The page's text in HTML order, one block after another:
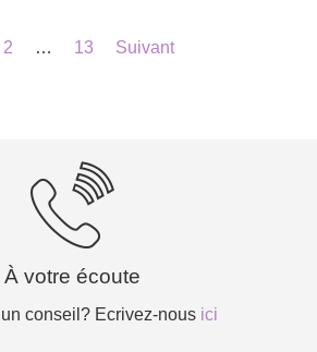
2 … 13 Suivant
À votre écoute
conseil? Ecrivez-nous ici